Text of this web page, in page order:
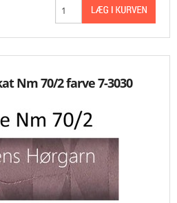
Nm 70/2 farve 7-3030